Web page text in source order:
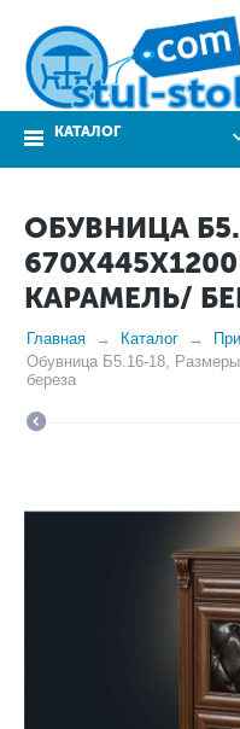
КАТАЛОГ
ОБУВНИЦА
КАРАМЕЛЬ/
Главная Каталог
Обувница Б5.16-18,
береза